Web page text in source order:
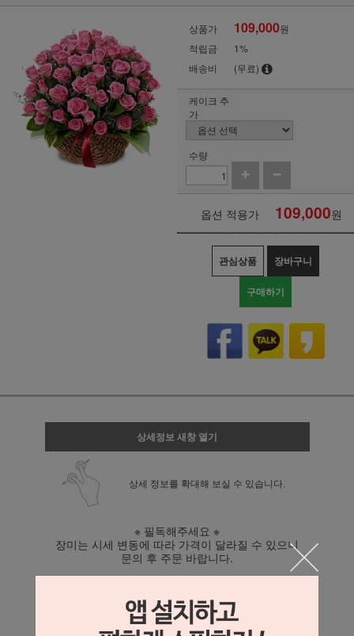
상품가 109,000원
적립금
1%
배송비
(무료)
케이크 추
가
수량
옵션 적용가 109,000원
관심상품 장바구니
구매하기
상세정보 새창 열기
상세 정보를 확대해 보실 수 있습니다.
※ 필독해주세요 ※
장미는 시세 변동에 따라 가격이 달라질 수 있으니
문의 후 주문 바랍니다.